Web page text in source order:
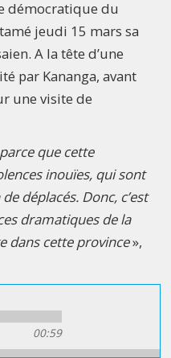
démocratique du
jeudi 15 mars sa
A la tête d’une
par Kananga, avant
une visite de
que cette
inouïes, qui sont
déplacés. Donc, c’est
dramatiques de la
dans cette province»,
00:59